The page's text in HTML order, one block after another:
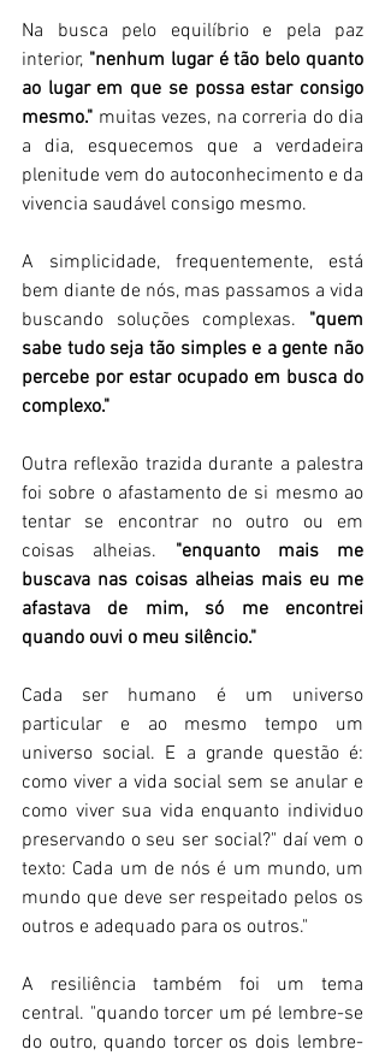
Na busca pelo equilíbrio e pela paz
interior, "nenhum lugar é tão belo quanto
ao lugar em que se possa estar consigo
mesmo." muitas vezes, na correria do dia
a dia, esquecemos que a verdadeira
plenitude vem do autoconhecimento e da
vivencia saudável consigo mesmo.
A simplicidade, frequentemente, está
bem diante de nós, mas passamos a vida
buscando soluções complexas. "quem
sabe tudo seja tão simples e a gente não
percebe por estar ocupado em busca do
complexo."
Outra reflexão trazida durante a palestra
foi sobre o afastamento de si mesmo ao
tentar se encontrar no outro ou em
coisas alheias. "enquanto mais me
buscava nas coisas alheias mais eu me
afastava de mim, só me encontrei
quando ouvi o meu silêncio."
Cada ser humano é um universo
particular e ao mesmo tempo um
universo social. E a grande questão é:
como viver a vida social sem se anular e
como viver sua vida enquanto individuo
preservando o seu ser social?" daí vem o
texto: Cada um de nós é um mundo, um
mundo que deve ser respeitado pelos os
outros e adequado para os outros."
A resiliência também foi um tema
central. "quando torcer um pé lembre-se
do outro, quando torcer os dois lembre-